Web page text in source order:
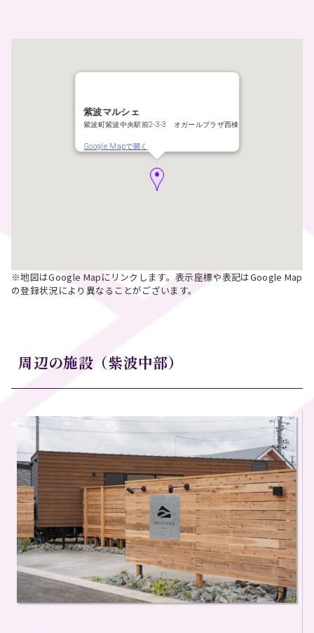
紫波マルシェ
紫波町紫波中央駅前2-3-3 オガールプラザ西棟
Google Mapで開く
※地図はGoogle Mapにリンクします。表示座標や表記はGoogle Map
の登録状況により異なることがございます。
周辺の施設（紫波中部）